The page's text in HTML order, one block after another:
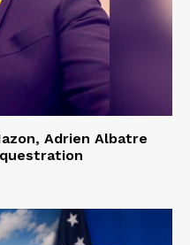
Adrien Albatre